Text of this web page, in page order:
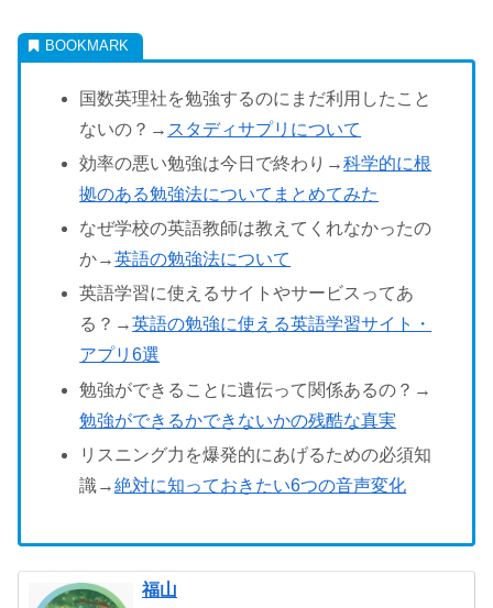
国数英理社を勉強するのにまだ利用したこと
ないの？→ スタディサプリについて
効率の悪い勉強は今日で終わり→科学的に根
拠のある勉強法についてまとめてみた
なぜ学校の英語教師は教えてくれなかったの
か→英語の勉強法について
英語学習に使えるサイトやサービスってあ
る？→英語の勉強に使える英語学習サイト・
アプリ6選
勉強ができることに遺伝って関係あるの？→
勉強ができるかできないかの残酷な真実
リスニング力を爆発的にあげるための必須知
識→絶対に知っておきたい6つの音声変化
福山